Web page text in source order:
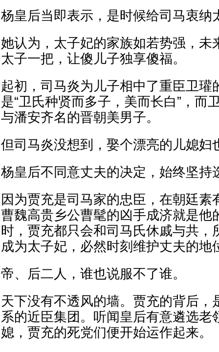
杨皇后当即表示，是时候给司马衷纳
她认为，太子妃的家族如若势强，未
太子一把，让傻儿子独享傻福。
起初，司马炎为儿子相中了重臣卫瓘
是“卫氏种贤而多子，美而长白”，而
与潘安齐名的晋朝美男子。
但司马炎没想到，娶个漂亮的儿媳妇
杨皇后不同意丈夫的决定，始终坚持
因为贾充是司马家的忠臣，在朝廷素
曹魏高贵乡公曹髦的凶手成济就是他
时，贾充都只会和司马氏休戚与共，
成为太子妃，必然时刻维护丈夫的地
帝、后二人，谁也说服不了谁。
天下没有不透风的墙。贾充的背后，
系的近臣集团。听闻皇后有意遴选老
媳，贾充的死党们便开始运作起来。